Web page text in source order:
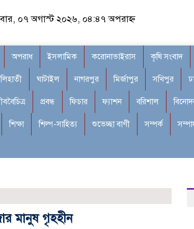
০৭ অগাস্ট ২০২৬, ০৪:৪৭ অপরাহ্ন
অপরাধ ইসলামিক করোনাভাইরাস কৃষি সংবাদ
ঘাটাইল নাগরপুর মির্জাপুর সখিপুর
প্রবন্ধ ফিচার ফ্যাশন বরিশাল
শিক্ষা শিল্প-সাহিত্য শুভেচ্ছা বাণী সম্পর্ক
মানুষ গৃহহীন